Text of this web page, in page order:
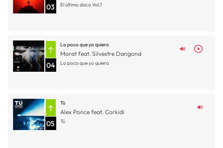
03 El último disco Vol.1
04
Lo poco que yo quiero
Morat feat. Silvestre Dangond
Lo poco que yo quiero
05
Tú
Alex Ponce feat. Corkidi
Tú